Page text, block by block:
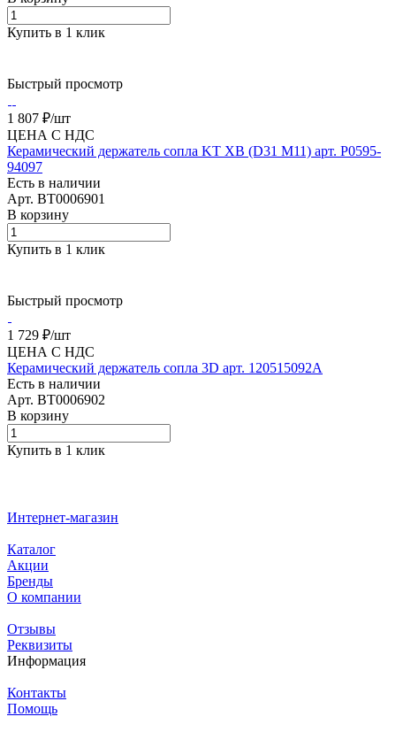
Купить в 1 клик
Быстрый просмотр
1 807 ₽/шт
ЦЕНА С НДС
Керамический держатель сопла KT XB (D31 M11) арт. P0595-
94097
Есть в наличии
Арт. BT0006901
В корзину
Купить в 1 клик
Быстрый просмотр
1 729 ₽/шт
ЦЕНА С НДС
Керамический держатель сопла 3D арт. 120515092A
Есть в наличии
Арт. BT0006902
В корзину
Купить в 1 клик
Интернет-магазин
Каталог
Акции
Бренды
О компании
Отзывы
Реквизиты
Информация
Контакты
Помощь